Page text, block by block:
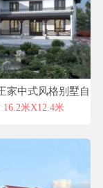
家中式风格别墅自
纸喜天下建筑设计
16.2米X12.4米